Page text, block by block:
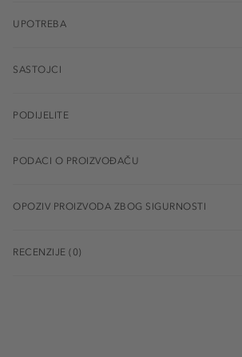
UPOTREBA
SASTOJCI
PODIJELITE
PODACI O PROIZVOĐAČU
OPOZIV PROIZVODA ZBOG SIGURNOSTI
RECENZIJE (0)